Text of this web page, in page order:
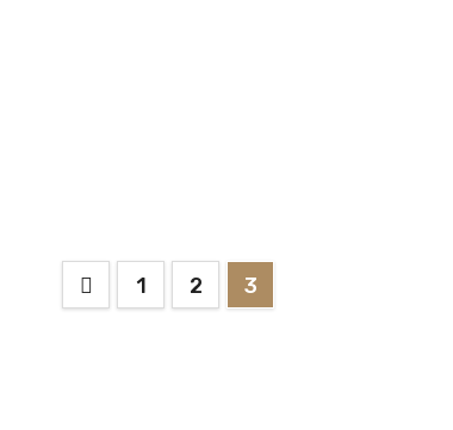
Seitennummerierung
1 2 3